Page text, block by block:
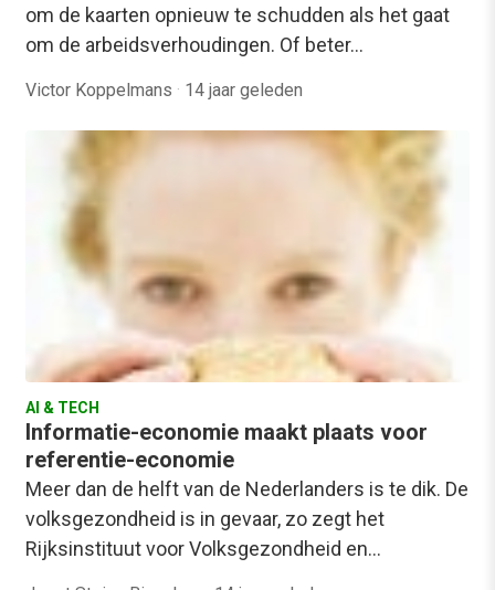
om de kaarten opnieuw te schudden als het gaat
om de arbeidsverhoudingen. Of beter…
Victor Koppelmans · 14 jaar geleden
AI & TECH
Informatie-economie maakt plaats voor
referentie-economie
Meer dan de helft van de Nederlanders is te dik. De
volksgezondheid is in gevaar, zo zegt het
Rijksinstituut voor Volksgezondheid en…